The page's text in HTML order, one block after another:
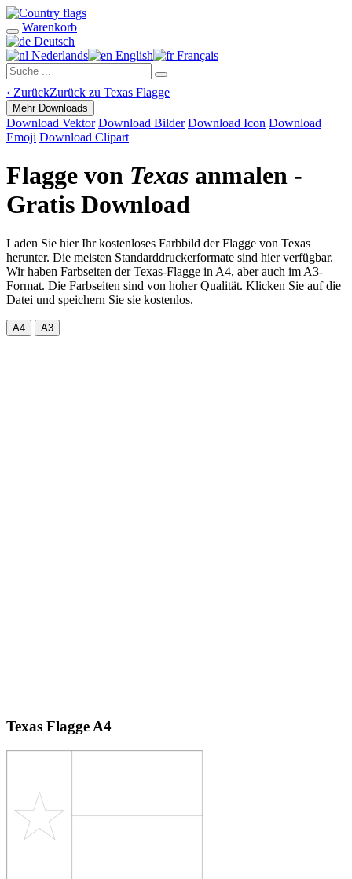
Warenkorb
Deutsch
Nederlands
English Français
‹ ZurückZurück zu Texas Flagge
Mehr Downloads
Download Vektor Download Bilder Download Icon Download
Emoji Download Clipart
Flagge von Texas anmalen -
Gratis Download
Laden Sie hier Ihr kostenloses Farbbild der Flagge von Texas
herunter. Die meisten Standarddruckerformate sind hier verfügbar.
Wir haben Farbseiten der Texas-Flagge in A4, aber auch im A3-
Format. Die Farbseiten sind von hoher Qualität. Klicken Sie auf die
Datei und speichern Sie sie kostenlos.
A4 A3
Texas Flagge A4